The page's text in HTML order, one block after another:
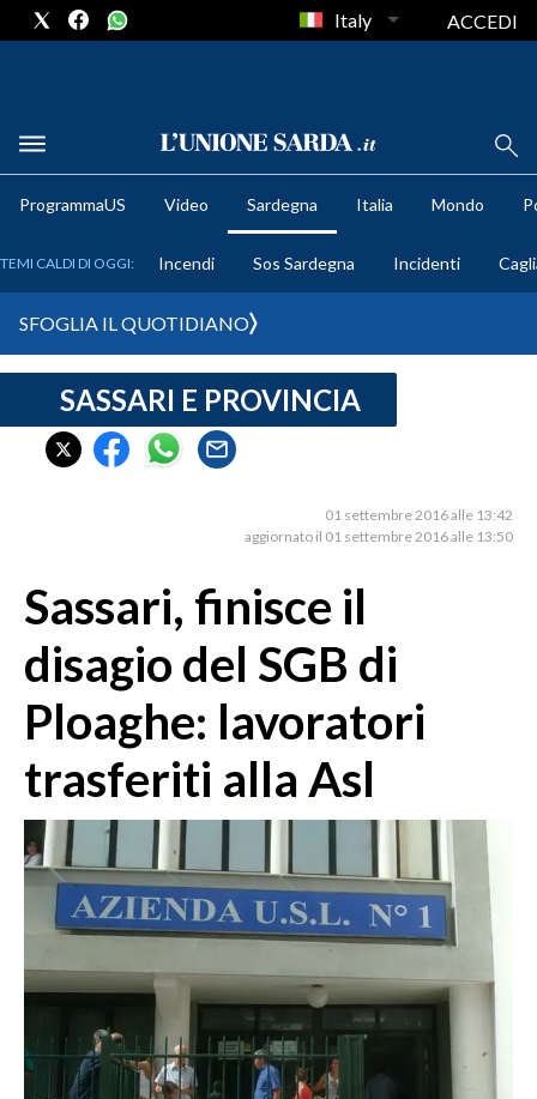
METEO
CRONACA SARDEGNA
CAGLIARI
SASSARI E PROVINCIA
GALLURA
NUORO E PROVINCIA
OGLIASTRA
AGENDA
CRONACA
ITALIA
MONDO
SERVIZI ALLE IMPRESE
Italy ACCEDI
ProgrammaUS Video Sardegna Italia Mondo
TEMI CALDI DI OGGI: Incendi Sos Sardegna Incidenti
SFOGLIA IL QUOTIDIANO
SASSARI E PROVINCIA
01 settembre 2016 alle 13:42
aggiornato il 01 settembre 2016 alle 13:50
Sassari, finisce il
disagio del SGB di
Ploaghe: lavoratori
trasferiti alla Asl